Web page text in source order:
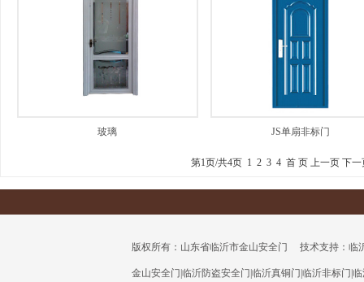
玻璃 JS单扇非标门
第1页/共4页 1 2 3 4 首 页 上一页 下一
版权所有：山东省临沂市金山安全门 技术支持：临
金山安全门 临沂防盗安全门 临沂真铜门 临沂非标门 临